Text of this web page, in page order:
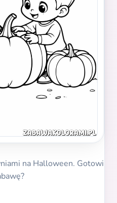
na Halloween. Gotowi